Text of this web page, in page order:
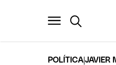
POLÍTICA|JAVIER